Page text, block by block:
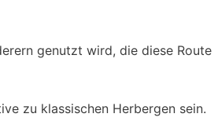
genutzt wird, die diese Route
zu klassischen Herbergen sein.